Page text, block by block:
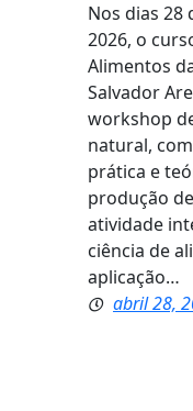
Nos dias 28
2026, o
Alimentos
Salvador
workshop
natural,
prática e
produção
atividade
ciência de
aplicação…
abril 28,